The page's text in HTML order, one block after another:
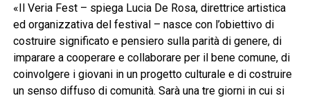
«Il Veria Fest – spiega Lucia De Rosa, direttrice artistica
ed organizzativa del festival – nasce con l’obiettivo di
costruire significato e pensiero sulla parità di genere, di
imparare a cooperare e collaborare per il bene comune, di
coinvolgere i giovani in un progetto culturale e di costruire
un senso diffuso di comunità. Sarà una tre giorni in cui si